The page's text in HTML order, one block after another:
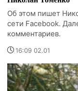
Об этом пишет
сети Facebook.
комментариев.
16:09 02.01